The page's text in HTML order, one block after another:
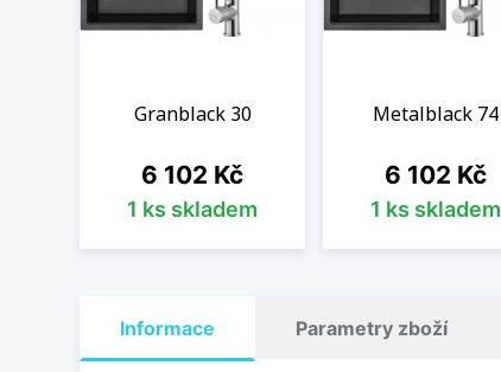
Granblack 30
Cena
6 102 Kč
1 ks skladem
Metalblack 74
Cena
6 102 Kč
1 ks skladem
Informace Parametry zboží